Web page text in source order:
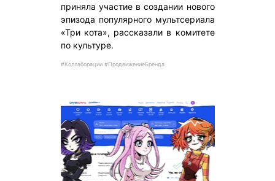
приняла участие в создании нового
эпизода популярного мультсериала
«Три кота», рассказали в комитете
по культуре.
#Коллаборации #ПродвижениеБренда